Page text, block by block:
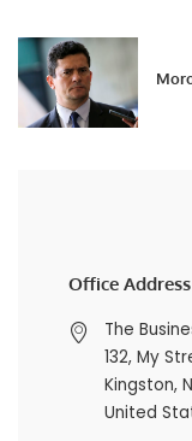
Office Address
The
132, My
Kingston,
United